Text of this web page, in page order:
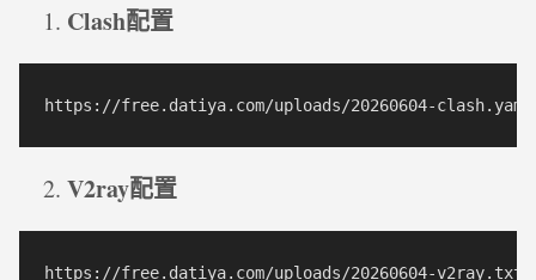
Clash配置
V2ray配置